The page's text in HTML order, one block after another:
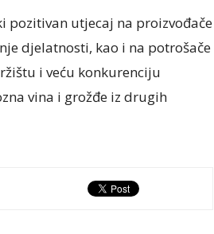
pozitivan utjecaj na proizvođače
djelatnosti, kao i na potrošače
i veću konkurenciju
vina i grožđe iz drugih